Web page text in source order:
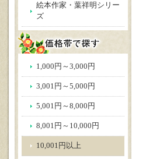
絵本作家・葉祥明シリー
ズ
1,000円～3,000円
3,001円～5,000円
5,001円～8,000円
8,001円～10,000円
10,001円以上